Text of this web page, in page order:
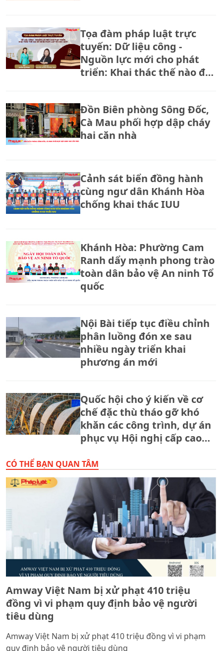
Tọa đàm pháp luật trực
tuyến: Dữ liệu công -
Nguồn lực mới cho phát
triển: Khai thác thế nào để
Đồn Biên phòng Sông Đốc,
Cà Mau phối hợp dập cháy
hai căn nhà
Cảnh sát biển đồng hành
cùng ngư dân Khánh Hòa
chống khai thác IUU
Khánh Hòa: Phường Cam
Ranh dẩy mạnh phong trào
toàn dân bảo vệ An ninh Tổ
quốc
Nội Bài tiếp tục điều chỉnh
phân luồng đón xe sau
nhiều ngày triển khai
phương án mới
Quốc hội cho ý kiến về cơ
chế đặc thù tháo gỡ khó
khăn các công trình, dự án
phục vụ Hội nghị cấp cao
CÓ THỂ BẠN QUAN TÂM
Amway Việt Nam bị xử phạt 410 triệu
đồng vì vi phạm quy định bảo vệ người
tiêu dùng
Amway Việt Nam bị xử phạt 410 triệu đồng vì vi phạm
quy định bảo vệ người tiêu dùng